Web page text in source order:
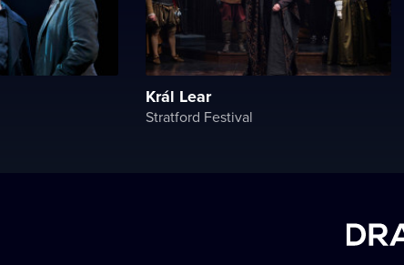
Král Lear
Stratford Festival